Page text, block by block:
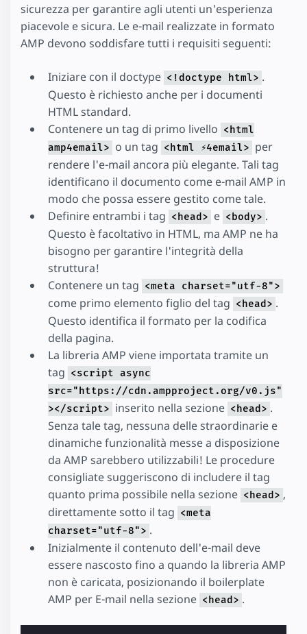
sicurezza per garantire agli utenti un'esperienza
piacevole e sicura. Le e-mail realizzate in formato
AMP devono soddisfare tutti i requisiti seguenti:
Iniziare con il doctype <!doctype html> .
Questo è richiesto anche per i documenti
HTML standard.
Contenere un tag di primo livello <html
amp4email> o un tag <html ⚡4email> per
rendere l'e-mail ancora più elegante. Tali tag
identificano il documento come e-mail AMP in
modo che possa essere gestito come tale.
Definire entrambi i tag <head> e <body> .
Questo è facoltativo in HTML, ma AMP ne ha
bisogno per garantire l'integrità della
struttura!
Contenere un tag <meta charset="utf-8">
come primo elemento figlio del tag <head> .
Questo identifica il formato per la codifica
della pagina.
La libreria AMP viene importata tramite un
tag <script async
src="https://cdn.ampproject.org/v0.js"
></script> inserito nella sezione <head> .
Senza tale tag, nessuna delle straordinarie e
dinamiche funzionalità messe a disposizione
da AMP sarebbero utilizzabili! Le procedure
consigliate suggeriscono di includere il tag
quanto prima possibile nella sezione <head> ,
direttamente sotto il tag <meta
charset="utf-8"> .
Inizialmente il contenuto dell'e-mail deve
essere nascosto fino a quando la libreria AMP
non è caricata, posizionando il boilerplate
AMP per E-mail nella sezione <head> .